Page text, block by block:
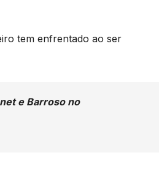
tem enfrentado ao ser
e Barroso no